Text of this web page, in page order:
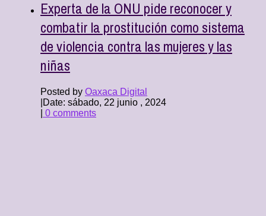
Experta de la ONU pide reconocer y
combatir la prostitución como sistema
de violencia contra las mujeres y las
niñas
Posted by Oaxaca Digital
Date: sábado, 22 junio , 2024
0 comments